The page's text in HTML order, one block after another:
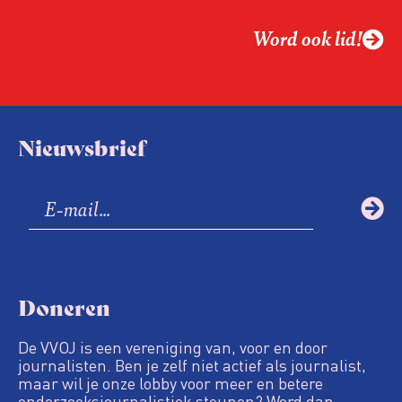
Word ook lid!
Nieuwsbrief
Doneren
De VVOJ is een vereniging van, voor en door
journalisten. Ben je zelf niet actief als journalist,
maar wil je onze lobby voor meer en betere